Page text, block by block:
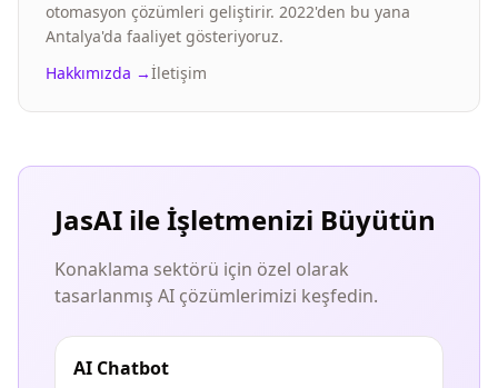
otomasyon çözümleri geliştirir. 2022'den bu yana
Antalya'da faaliyet gösteriyoruz.
Hakkımızda →İletişim
JasAI ile İşletmenizi Büyütün
Konaklama sektörü için özel olarak
tasarlanmış AI çözümlerimizi keşfedin.
AI Chatbot